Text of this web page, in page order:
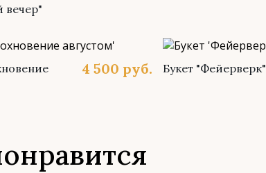
вечер"
4 500 руб. Букет "Фейерверк"